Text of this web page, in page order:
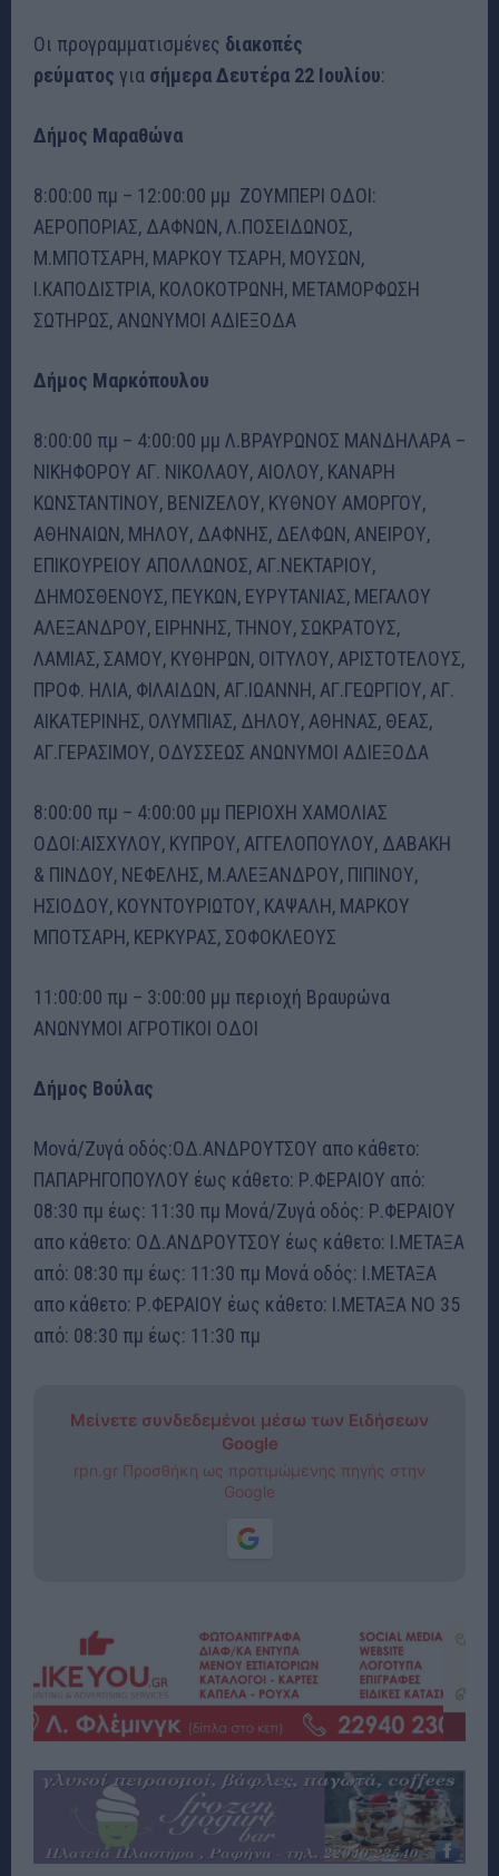
Οι προγραμματισμένες διακοπές
ρεύματος για σήμερα Δευτέρα 22 Ιουλίου:
Δήμος Μαραθώνα
8:00:00 πμ – 12:00:00 μμ ΖΟΥΜΠΕΡΙ ΟΔΟΙ:
ΑΕΡΟΠΟΡΙΑΣ, ΔΑΦΝΩΝ, Λ.ΠΟΣΕΙΔΩΝΟΣ,
Μ.ΜΠΟΤΣΑΡΗ, ΜΑΡΚΟΥ ΤΣΑΡΗ, ΜΟΥΣΩΝ,
Ι.ΚΑΠΟΔΙΣΤΡΙΑ, ΚΟΛΟΚΟΤΡΩΝΗ, ΜΕΤΑΜΟΡΦΩΣΗ
ΣΩΤΗΡΩΣ, ΑΝΩΝΥΜΟΙ ΑΔΙΕΞΟΔΑ
Δήμος Μαρκόπουλου
8:00:00 πμ – 4:00:00 μμ Λ.ΒΡΑΥΡΩΝΟΣ ΜΑΝΔΗΛΑΡΑ –
ΝΙΚΗΦΟΡΟΥ ΑΓ. ΝΙΚΟΛΑΟΥ, ΑΙΟΛΟΥ, ΚΑΝΑΡΗ
ΚΩΝΣΤΑΝΤΙΝΟΥ, ΒΕΝΙΖΕΛΟΥ, ΚΥΘΝΟΥ ΑΜΟΡΓΟΥ,
ΑΘΗΝΑΙΩΝ, ΜΗΛΟΥ, ΔΑΦΝΗΣ, ΔΕΛΦΩΝ, ΑΝΕΙΡΟΥ,
ΕΠΙΚΟΥΡΕΙΟΥ ΑΠΟΛΛΩΝΟΣ, ΑΓ.ΝΕΚΤΑΡΙΟΥ,
ΔΗΜΟΣΘΕΝΟΥΣ, ΠΕΥΚΩΝ, ΕΥΡΥΤΑΝΙΑΣ, ΜΕΓΑΛΟΥ
ΑΛΕΞΑΝΔΡΟΥ, ΕΙΡΗΝΗΣ, ΤΗΝΟΥ, ΣΩΚΡΑΤΟΥΣ,
ΛΑΜΙΑΣ, ΣΑΜΟΥ, ΚΥΘΗΡΩΝ, ΟΙΤΥΛΟΥ, ΑΡΙΣΤΟΤΕΛΟΥΣ,
ΠΡΟΦ. ΗΛΙΑ, ΦΙΛΑΙΔΩΝ, ΑΓ.ΙΩΑΝΝΗ, ΑΓ.ΓΕΩΡΓΙΟΥ, ΑΓ.
ΑΙΚΑΤΕΡΙΝΗΣ, ΟΛΥΜΠΙΑΣ, ΔΗΛΟΥ, ΑΘΗΝΑΣ, ΘΕΑΣ,
ΑΓ.ΓΕΡΑΣΙΜΟΥ, ΟΔΥΣΣΕΩΣ ΑΝΩΝΥΜΟΙ ΑΔΙΕΞΟΔΑ
8:00:00 πμ – 4:00:00 μμ ΠΕΡΙΟΧΗ ΧΑΜΟΛΙΑΣ
ΟΔΟΙ:ΑΙΣΧΥΛΟΥ, ΚΥΠΡΟΥ, ΑΓΓΕΛΟΠΟΥΛΟΥ, ΔΑΒΑΚΗ
& ΠΙΝΔΟΥ, ΝΕΦΕΛΗΣ, Μ.ΑΛΕΞΑΝΔΡΟΥ, ΠΙΠΙΝΟΥ,
ΗΣΙΟΔΟΥ, ΚΟΥΝΤΟΥΡΙΩΤΟΥ, ΚΑΨΑΛΗ, ΜΑΡΚΟΥ
ΜΠΟΤΣΑΡΗ, ΚΕΡΚΥΡΑΣ, ΣΟΦΟΚΛΕΟΥΣ
11:00:00 πμ – 3:00:00 μμ περιοχή Βραυρώνα
ΑΝΩΝΥΜΟΙ ΑΓΡΟΤΙΚΟΙ ΟΔΟΙ
Δήμος Βούλας
Μονά/Ζυγά οδός:ΟΔ.ΑΝΔΡΟΥΤΣΟΥ απο κάθετο:
ΠΑΠΑΡΗΓΟΠΟΥΛΟΥ έως κάθετο: Ρ.ΦΕΡΑΙΟΥ από:
08:30 πμ έως: 11:30 πμ Μονά/Ζυγά οδός: Ρ.ΦΕΡΑΙΟΥ
απο κάθετο: ΟΔ.ΑΝΔΡΟΥΤΣΟΥ έως κάθετο: Ι.ΜΕΤΑΞΑ
από: 08:30 πμ έως: 11:30 πμ Μονά οδός: Ι.ΜΕΤΑΞΑ
απο κάθετο: Ρ.ΦΕΡΑΙΟΥ έως κάθετο: Ι.ΜΕΤΑΞΑ ΝΟ 35
από: 08:30 πμ έως: 11:30 πμ
Μείνετε συνδεδεμένοι μέσω των Ειδήσεων
Google
rpn.gr Προσθήκη ως προτιμώμενης πηγής στην
Google